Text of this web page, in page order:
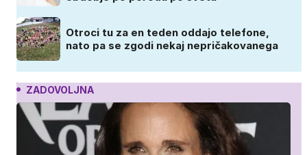
Otroci tu za en teden oddajo telefone,
nato pa se zgodi nekaj nepričakovanega
ZADOVOLJNA